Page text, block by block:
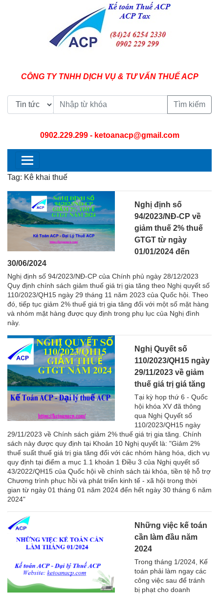
CÔNG TY TNHH DỊCH VỤ & TƯ VẤN THUẾ ACP
Tìm kiếm
0902.229.299- ketoanacp@gmail.com
Tag: Kê khai thuế
Nghị định số
94/2023/NĐ-CP về
giảm thuế 2% thuế
GTGT từ ngày
01/01/2024 đến
30/06/2024
Nghị định số 94/2023/NĐ-CP của Chính phủ ngày 28/12/2023
Quy định chính sách giảm thuế giá trị gia tăng theo Nghị quyết số
110/2023/QH15 ngày 29 tháng 11 năm 2023 của Quốc hội. Theo
đó, tiếp tục giảm 2% thuế giá trị gia tăng đối với một số mặt hàng
và nhóm mặt hàng được quy định trong phụ lục của Nghị đình
này.
Nghị Quyết số
110/2023/QH15 ngày
29/11/2023 về giảm
thuế giá trị giá tăng
Tại kỳ họp thứ 6 - Quốc
hội khóa XV đã thông
qua Nghị Quyết số
110/2023/QH15 ngày
29/11/2023 về Chính sách giảm 2% thuế giá trị gia tăng. Chính
sách này được quy định tại Khoản 10 Nghị quyết là: "Giảm 2%
thuế suất thuế giá trị gia tăng đối với các nhóm hàng hóa, dịch vụ
quy định tại điểm a mục 1.1 khoản 1 Điều 3 của Nghị quyết số
43/2022/QH15 của Quốc hội về chính sách tài khóa, tiền tệ hỗ trợ
Chương trình phục hồi và phát triển kinh tế - xã hội trong thời
gian từ ngày 01 tháng 01 năm 2024 đến hết ngày 30 tháng 6 năm
2024"
Những việc kế toán
cần làm đầu năm
2024
Trong tháng 1/2024, Kế
toán phải làm ngay các
công việc sau để tránh
bị phạt cho doanh